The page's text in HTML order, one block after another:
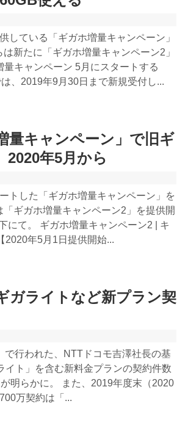
している「ギガホ増量キャンペーン」
新たに「ギガホ増量キャンペーン2」
キャンペーン 5月にスタートする
、2019年9月30日まで新規受付し...
量キャンペーン」で旧ギ
2020年5月から
トした「ギガホ増量キャンペーン」を
ギガホ増量キャンペーン2」を提供開
にて。 ギガホ増量キャンペーン2 | キ
2020年5月1日提供開始...
ガライトなど新プラン契
で行われた、NTTドコモ吉澤社長の基
イト」を含む新料金プランの契約件数
明らかに。 また、2019年度末（2020
万契約は「...